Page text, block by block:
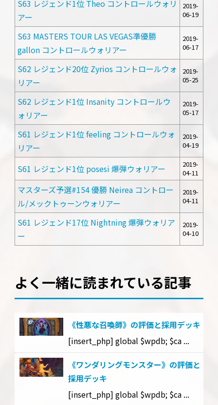
S63 レジェンド1位 Theo コントロールウォリ
アー
2019-
06-19
S63 MASTERS TOUR LAS VEGAS準優勝
gallon コントロールウォリアー
2019-
06-17
S62 レジェンド20位 Zyrios コントロールウォ
リアー
2019-
05-25
S62 レジェンド1位 Insanity コントロールウ
ォリアー
2019-
05-17
S61 レジェンド1位 feeling コントロールウォ
リアー
2019-
04-19
S61 レジェンド1位 posesi 爆弾ウォリアー
2019-
04-11
マスターズ予選#154 優勝 Neirea コントロー
ル/メックトゥーンウォリアー
2019-
04-11
S61 レジェンド17位 Nightning 爆弾ウォリア
ー
2019-
04-10
よく一緒に読まれている記事
《性悪な召喚師》の評価と採用デッキ
[insert_php] global $wpdb; $ca ...
《ワンダリングモンスター》の評価と
採用デッキ
[insert_php] global $wpdb; $ca ...